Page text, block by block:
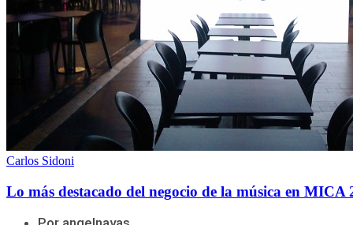
Carlos Sidoni
Lo más destacado del negocio de la música en MICA